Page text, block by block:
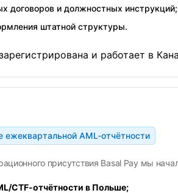
договоров и должностных инструкций;
штатной структуры.
и работает в
ежеквартальной AML-отчётности
присутствия Basal Pay мы
CTF-отчётности в Польше;